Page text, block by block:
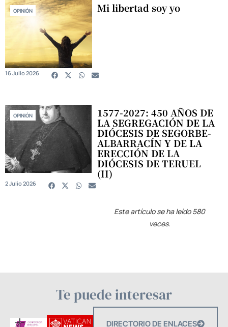
OPINIÓN Mi libertad soy yo
16 Julio 2026
OPINIÓN 1577-2027: 450 AÑOS DE
LA SEGREGACIÓN DE LA
DIÓCESIS DE SEGORBE-
ALBARRACÍN Y DE LA
ERECCIÓN DE LA
DIÓCESIS DE TERUEL
(II)
2 Julio 2026
Este artículo se ha leído 580
veces.
Te puede interesar
DIRECTORIO DE ENLACES